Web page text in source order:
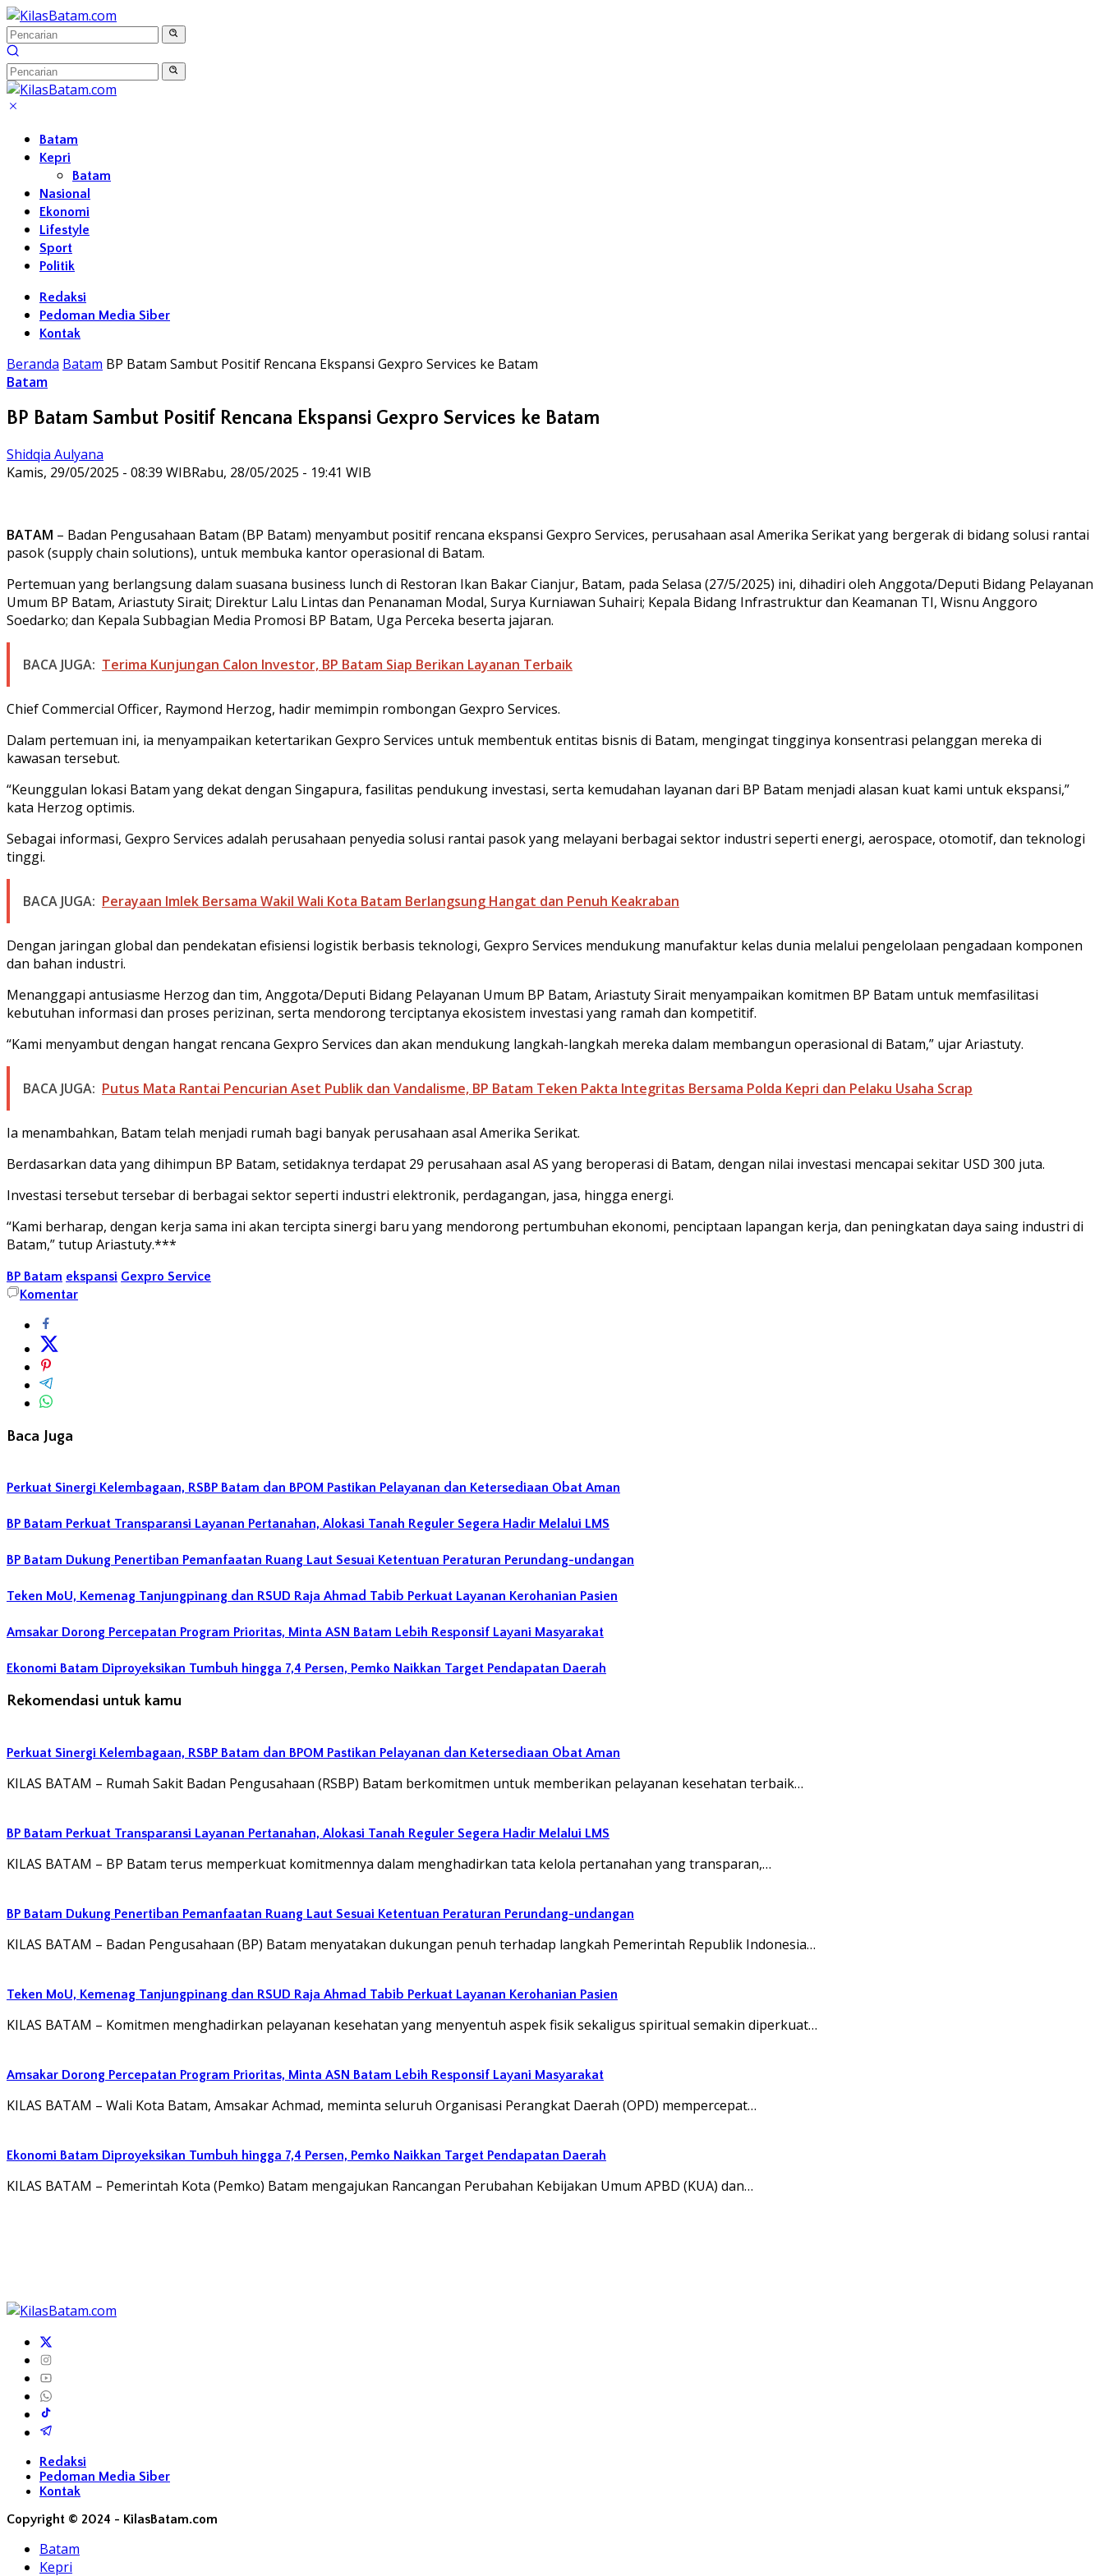
Langsung
ke
konten
Batam
Kepri
Batam
Nasional
Ekonomi
Lifestyle
Sport
Politik
Redaksi
Pedoman Media Siber
Kontak
Beranda Batam BP Batam Sambut Positif Rencana Ekspansi Gexpro Services ke Batam
Batam
BP Batam Sambut Positif Rencana Ekspansi Gexpro Services ke Batam
Shidqia Aulyana
Kamis, 29/05/2025 - 08:39 WIBRabu, 28/05/2025 - 19:41 WIB
BATAM – Badan Pengusahaan Batam (BP Batam) menyambut positif rencana ekspansi Gexpro Services, perusahaan asal Amerika Serikat yang bergerak di bidang solusi rantai
pasok (supply chain solutions), untuk membuka kantor operasional di Batam.
Pertemuan yang berlangsung dalam suasana business lunch di Restoran Ikan Bakar Cianjur, Batam, pada Selasa (27/5/2025) ini, dihadiri oleh Anggota/Deputi Bidang Pelayanan
Umum BP Batam, Ariastuty Sirait; Direktur Lalu Lintas dan Penanaman Modal, Surya Kurniawan Suhairi; Kepala Bidang Infrastruktur dan Keamanan TI, Wisnu Anggoro
Soedarko; dan Kepala Subbagian Media Promosi BP Batam, Uga Perceka beserta jajaran.
BACA JUGA: Terima Kunjungan Calon Investor, BP Batam Siap Berikan Layanan Terbaik
Chief Commercial Officer, Raymond Herzog, hadir memimpin rombongan Gexpro Services.
Dalam pertemuan ini, ia menyampaikan ketertarikan Gexpro Services untuk membentuk entitas bisnis di Batam, mengingat tingginya konsentrasi pelanggan mereka di
kawasan tersebut.
“Keunggulan lokasi Batam yang dekat dengan Singapura, fasilitas pendukung investasi, serta kemudahan layanan dari BP Batam menjadi alasan kuat kami untuk ekspansi,”
kata Herzog optimis.
Sebagai informasi, Gexpro Services adalah perusahaan penyedia solusi rantai pasok yang melayani berbagai sektor industri seperti energi, aerospace, otomotif, dan teknologi
tinggi.
BACA JUGA: Perayaan Imlek Bersama Wakil Wali Kota Batam Berlangsung Hangat dan Penuh Keakraban
Dengan jaringan global dan pendekatan efisiensi logistik berbasis teknologi, Gexpro Services mendukung manufaktur kelas dunia melalui pengelolaan pengadaan komponen
dan bahan industri.
Menanggapi antusiasme Herzog dan tim, Anggota/Deputi Bidang Pelayanan Umum BP Batam, Ariastuty Sirait menyampaikan komitmen BP Batam untuk memfasilitasi
kebutuhan informasi dan proses perizinan, serta mendorong terciptanya ekosistem investasi yang ramah dan kompetitif.
“Kami menyambut dengan hangat rencana Gexpro Services dan akan mendukung langkah-langkah mereka dalam membangun operasional di Batam,” ujar Ariastuty.
BACA JUGA: Putus Mata Rantai Pencurian Aset Publik dan Vandalisme, BP Batam Teken Pakta Integritas Bersama Polda Kepri dan Pelaku Usaha Scrap
Ia menambahkan, Batam telah menjadi rumah bagi banyak perusahaan asal Amerika Serikat.
Berdasarkan data yang dihimpun BP Batam, setidaknya terdapat 29 perusahaan asal AS yang beroperasi di Batam, dengan nilai investasi mencapai sekitar USD 300 juta.
Investasi tersebut tersebar di berbagai sektor seperti industri elektronik, perdagangan, jasa, hingga energi.
“Kami berharap, dengan kerja sama ini akan tercipta sinergi baru yang mendorong pertumbuhan ekonomi, penciptaan lapangan kerja, dan peningkatan daya saing industri di
Batam,” tutup Ariastuty.***
BP Batam ekspansi Gexpro Service
Komentar
Baca Juga
Perkuat Sinergi Kelembagaan, RSBP Batam dan BPOM Pastikan Pelayanan dan Ketersediaan Obat Aman
BP Batam Perkuat Transparansi Layanan Pertanahan, Alokasi Tanah Reguler Segera Hadir Melalui LMS
BP Batam Dukung Penertiban Pemanfaatan Ruang Laut Sesuai Ketentuan Peraturan Perundang-undangan
Teken MoU, Kemenag Tanjungpinang dan RSUD Raja Ahmad Tabib Perkuat Layanan Kerohanian Pasien
Amsakar Dorong Percepatan Program Prioritas, Minta ASN Batam Lebih Responsif Layani Masyarakat
Ekonomi Batam Diproyeksikan Tumbuh hingga 7,4 Persen, Pemko Naikkan Target Pendapatan Daerah
Rekomendasi untuk kamu
Perkuat Sinergi Kelembagaan, RSBP Batam dan BPOM Pastikan Pelayanan dan Ketersediaan Obat Aman
KILAS BATAM – Rumah Sakit Badan Pengusahaan (RSBP) Batam berkomitmen untuk memberikan pelayanan kesehatan terbaik…
BP Batam Perkuat Transparansi Layanan Pertanahan, Alokasi Tanah Reguler Segera Hadir Melalui LMS
KILAS BATAM – BP Batam terus memperkuat komitmennya dalam menghadirkan tata kelola pertanahan yang transparan,…
BP Batam Dukung Penertiban Pemanfaatan Ruang Laut Sesuai Ketentuan Peraturan Perundang-undangan
KILAS BATAM – Badan Pengusahaan (BP) Batam menyatakan dukungan penuh terhadap langkah Pemerintah Republik Indonesia…
Teken MoU, Kemenag Tanjungpinang dan RSUD Raja Ahmad Tabib Perkuat Layanan Kerohanian Pasien
KILAS BATAM – Komitmen menghadirkan pelayanan kesehatan yang menyentuh aspek fisik sekaligus spiritual semakin diperkuat…
Amsakar Dorong Percepatan Program Prioritas, Minta ASN Batam Lebih Responsif Layani Masyarakat
KILAS BATAM – Wali Kota Batam, Amsakar Achmad, meminta seluruh Organisasi Perangkat Daerah (OPD) mempercepat…
Ekonomi Batam Diproyeksikan Tumbuh hingga 7,4 Persen, Pemko Naikkan Target Pendapatan Daerah
KILAS BATAM – Pemerintah Kota (Pemko) Batam mengajukan Rancangan Perubahan Kebijakan Umum APBD (KUA) dan…
Redaksi
Pedoman Media Siber
Kontak
Copyright © 2024 - KilasBatam.com
Batam
Kepri